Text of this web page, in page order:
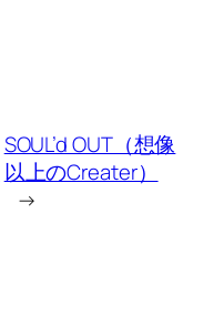
SOUL’d OUT（想像
以上のCreater）
→